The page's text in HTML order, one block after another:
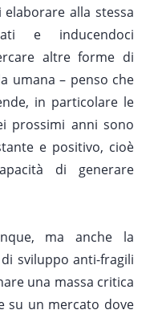
alla stessa
e inducendoci
altre forme di
umana – penso che
in particolare le
prossimi anni sono
e positivo, cioè
di generare
ma anche la
sviluppo anti-fragili
una massa critica
su un mercato dove